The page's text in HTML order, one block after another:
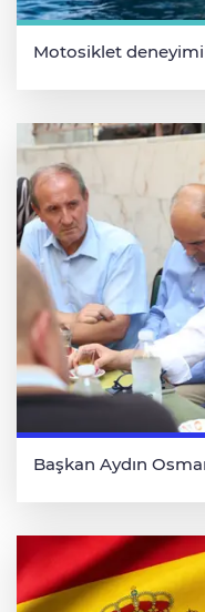
Motosiklet
Başkan Aydın